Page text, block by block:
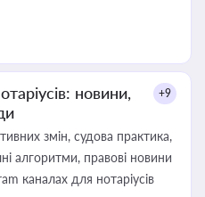
новини,
+9
змін, судова практика,
алгоритми, правові новини
каналах для нотаріусів